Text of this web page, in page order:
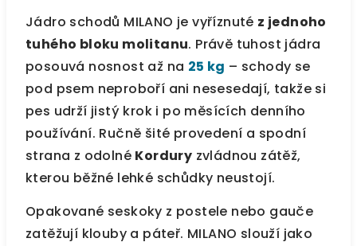
Jádro schodů MILANO je vyříznuté z jednoho
tuhého bloku molitanu. Právě tuhost jádra
posouvá nosnost až na 25 kg – schody se
pod psem neproboří ani nesesedají, takže si
pes udrží jistý krok i po měsících denního
používání. Ručně šité provedení a spodní
strana z odolné Kordury zvládnou zátěž,
kterou běžné lehké schůdky neustojí.
Opakované seskoky z postele nebo gauče
zatěžují klouby a páteř. MILANO slouží jako